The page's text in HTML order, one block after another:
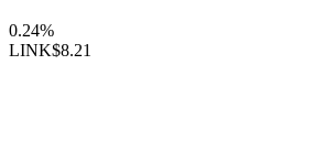
0.24%
LINK$8.21